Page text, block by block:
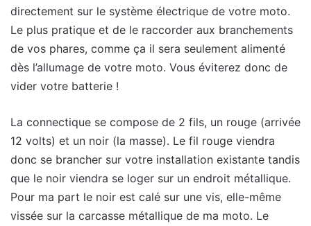
directement sur le système électrique de votre moto.
Le plus pratique et de le raccorder aux branchements
de vos phares, comme ça il sera seulement alimenté
dès l’allumage de votre moto. Vous éviterez donc de
vider votre batterie !
La connectique se compose de 2 fils, un rouge (arrivée
12 volts) et un noir (la masse). Le fil rouge viendra
donc se brancher sur votre installation existante tandis
que le noir viendra se loger sur un endroit métallique.
Pour ma part le noir est calé sur une vis, elle-même
vissée sur la carcasse métallique de ma moto. Le